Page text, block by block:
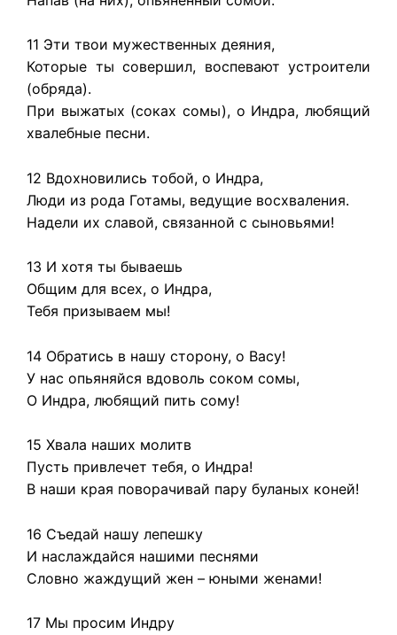
11 Эти твои мужественных деяния,
Которые ты совершил, воспевают устроители
(обряда).
При выжатых (соках сомы), о Индра, любящий
хвалебные песни.
12 Вдохновились тобой, о Индра,
Люди из рода Готамы, ведущие восхваления.
Надели их славой, связанной с сыновьями!
13 И хотя ты бываешь
Общим для всех, о Индра,
Тебя призываем мы!
14 Обратись в нашу сторону, о Васу!
У нас опьяняйся вдоволь соком сомы,
О Индра, любящий пить сому!
15 Хвала наших молитв
Пусть привлечет тебя, о Индра!
В наши края поворачивай пару буланых коней!
16 Съедай нашу лепешку
И наслаждайся нашими песнями
Словно жаждущий жен – юными женами!
17 Мы просим Индру